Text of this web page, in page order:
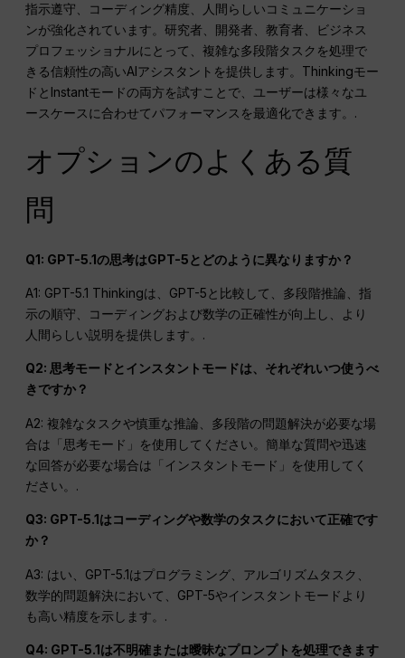
指示遵守、コーディング精度、人間らしいコミュニケーショ
ンが強化されています。研究者、開発者、教育者、ビジネス
プロフェッショナルにとって、複雑な多段階タスクを処理で
きる信頼性の高いAIアシスタントを提供します。Thinkingモー
ドとInstantモードの両方を試すことで、ユーザーは様々なユ
ースケースに合わせてパフォーマンスを最適化できます。.
オプションのよくある質
問
Q1: GPT-5.1の思考はGPT-5とどのように異なりますか？
A1: GPT-5.1 Thinkingは、GPT-5と比較して、多段階推論、指
示の順守、コーディングおよび数学の正確性が向上し、より
人間らしい説明を提供します。.
Q2: 思考モードとインスタントモードは、それぞれいつ使うべ
きですか？
A2: 複雑なタスクや慎重な推論、多段階の問題解決が必要な場
合は「思考モード」を使用してください。簡単な質問や迅速
な回答が必要な場合は「インスタントモード」を使用してく
ださい。.
Q3: GPT-5.1はコーディングや数学のタスクにおいて正確です
か？
A3: はい、GPT-5.1はプログラミング、アルゴリズムタスク、
数学的問題解決において、GPT-5やインスタントモードより
も高い精度を示します。.
Q4: GPT-5.1は不明確または曖昧なプロンプトを処理できます